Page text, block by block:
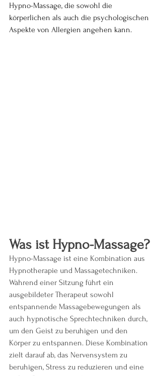
Hypno-Massage, die sowohl die
körperlichen als auch die psychologischen
Aspekte von Allergien angehen kann.
Was ist Hypno-Massage?
Hypno-Massage ist eine Kombination aus
Hypnotherapie und Massagetechniken.
Während einer Sitzung führt ein
ausgebildeter Therapeut sowohl
entspannende Massagebewegungen als
auch hypnotische Sprechtechniken durch,
um den Geist zu beruhigen und den
Körper zu entspannen. Diese Kombination
zielt darauf ab, das Nervensystem zu
beruhigen, Stress zu reduzieren und eine